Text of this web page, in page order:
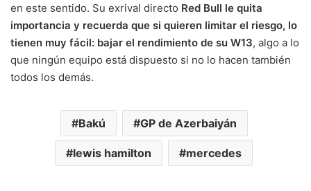
en este sentido. Su exrival directo Red Bull le quita
importancia y recuerda que si quieren limitar el riesgo, lo
tienen muy fácil: bajar el rendimiento de su W13, algo a lo
que ningún equipo está dispuesto si no lo hacen también
todos los demás.
Bakú GP de Azerbaiyán
lewis hamilton mercedes